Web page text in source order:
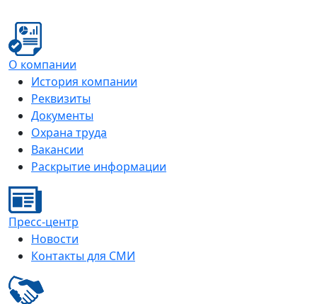
О компании
История компании
Реквизиты
Документы
Охрана труда
Вакансии
Раскрытие информации
Пресс-центр
Новости
Контакты для СМИ